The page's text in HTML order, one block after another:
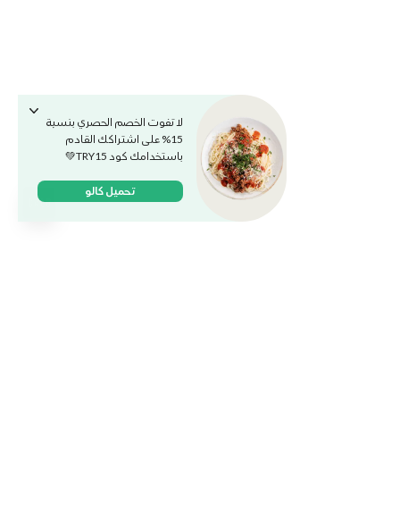
لا تفوت الخصم الحصري بنسبة
15% على اشتراكك القادم
باستخدامك كود TRY15💚
تحميل كالو